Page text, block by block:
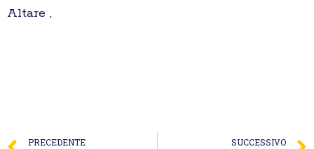
Altare ,
PRECEDENTE SUCCESSIVO